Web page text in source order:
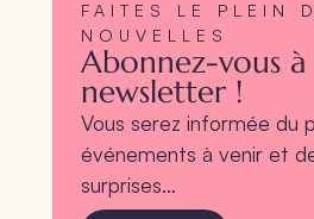
FAITES LE PLEIN
NOUVELLES
Abonnez-vous à
newsletter !
Vous serez informée du
événements à venir et
surprises…